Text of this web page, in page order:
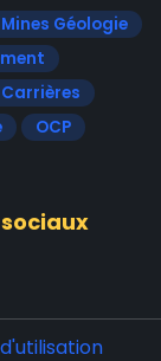
Mines Géologie
Carrières
OCP